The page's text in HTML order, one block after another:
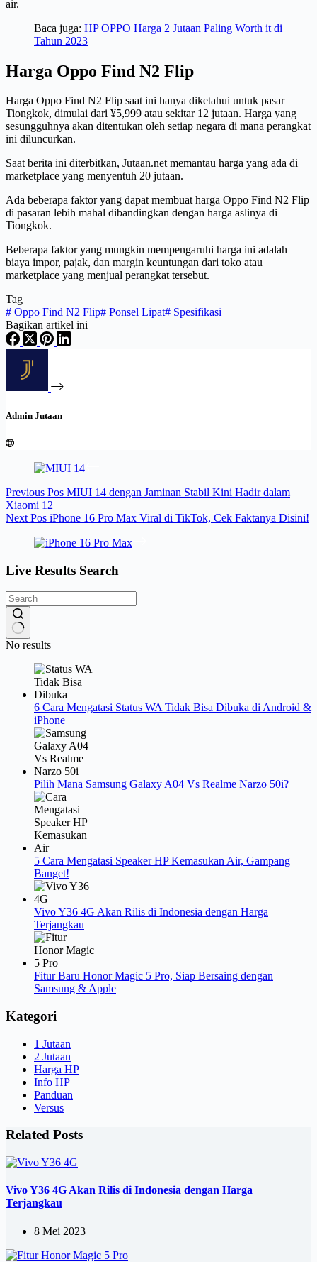
air.
Baca juga: HP OPPO Harga 2 Jutaan Paling Worth it di
Tahun 2023
Harga Oppo Find N2 Flip
Harga Oppo Find N2 Flip saat ini hanya diketahui untuk pasar
Tiongkok, dimulai dari ¥5,999 atau sekitar 12 jutaan. Harga yang
sesungguhnya akan ditentukan oleh setiap negara di mana perangkat
ini diluncurkan.
Saat berita ini diterbitkan, Jutaan.net memantau harga yang ada di
marketplace yang menyentuh 20 jutaan.
Ada beberapa faktor yang dapat membuat harga Oppo Find N2 Flip
di pasaran lebih mahal dibandingkan dengan harga aslinya di
Tiongkok.
Beberapa faktor yang mungkin mempengaruhi harga ini adalah
biaya impor, pajak, dan margin keuntungan dari toko atau
marketplace yang menjual perangkat tersebut.
Tag
# Oppo Find N2 Flip# Ponsel Lipat# Spesifikasi
Bagikan artikel ini
Admin Jutaan
Previous Pos MIUI 14 dengan Jaminan Stabil Kini Hadir dalam
Xiaomi 12
Next Pos iPhone 16 Pro Max Viral di TikTok, Cek Faktanya Disini!
Live Results Search
No results
6 Cara Mengatasi Status WA Tidak Bisa Dibuka di Android &
iPhone
Pilih Mana Samsung Galaxy A04 Vs Realme Narzo 50i?
5 Cara Mengatasi Speaker HP Kemasukan Air, Gampang
Banget!
Vivo Y36 4G Akan Rilis di Indonesia dengan Harga
Terjangkau
Fitur Baru Honor Magic 5 Pro, Siap Bersaing dengan
Samsung & Apple
Kategori
1 Jutaan
2 Jutaan
Harga HP
Info HP
Panduan
Versus
Related Posts
Vivo Y36 4G Akan Rilis di Indonesia dengan Harga
Terjangkau
8 Mei 2023